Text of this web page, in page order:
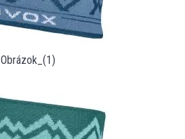
Obrázok_(1)